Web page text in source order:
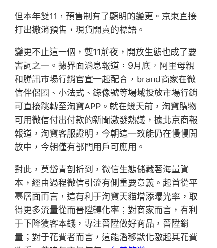
但本年雙11，預售制有了顯明的變更。京東直接
打出撤消預售，現貨開賣的標語。
變更不止這一個，雙11前夜，開放生態也成了要
害詞之一。據界面消息報道，9月底，阿里母親
和騰訊市場行銷官宣一起配合，brand商家在微
信伴侶圈、小法式、錄像號等場域投放市場行銷
可直接跳轉至淘寶APP。就在幾天前，淘寶購物
可用微信付出付款的新聞激發熱議，據北京商報
報道，淘寶客服證明，今朝這一效能仍在慢慢開
放中，今朝僅有部門用戶可應用。
對此，莫岱青剖析到，微信生態儲藏著海量資
本，經由過程微信引流有側重要意義。起首從平
臺層面而言，這有利于淘寶天貓增添曝光率，取
得更多流量從而晉陞轉化率；對商家而言，有利
于下降獲客本錢，專注晉陞做好商品，晉陞銷
量；對于花費者而言，這能潛移默化激起其花費